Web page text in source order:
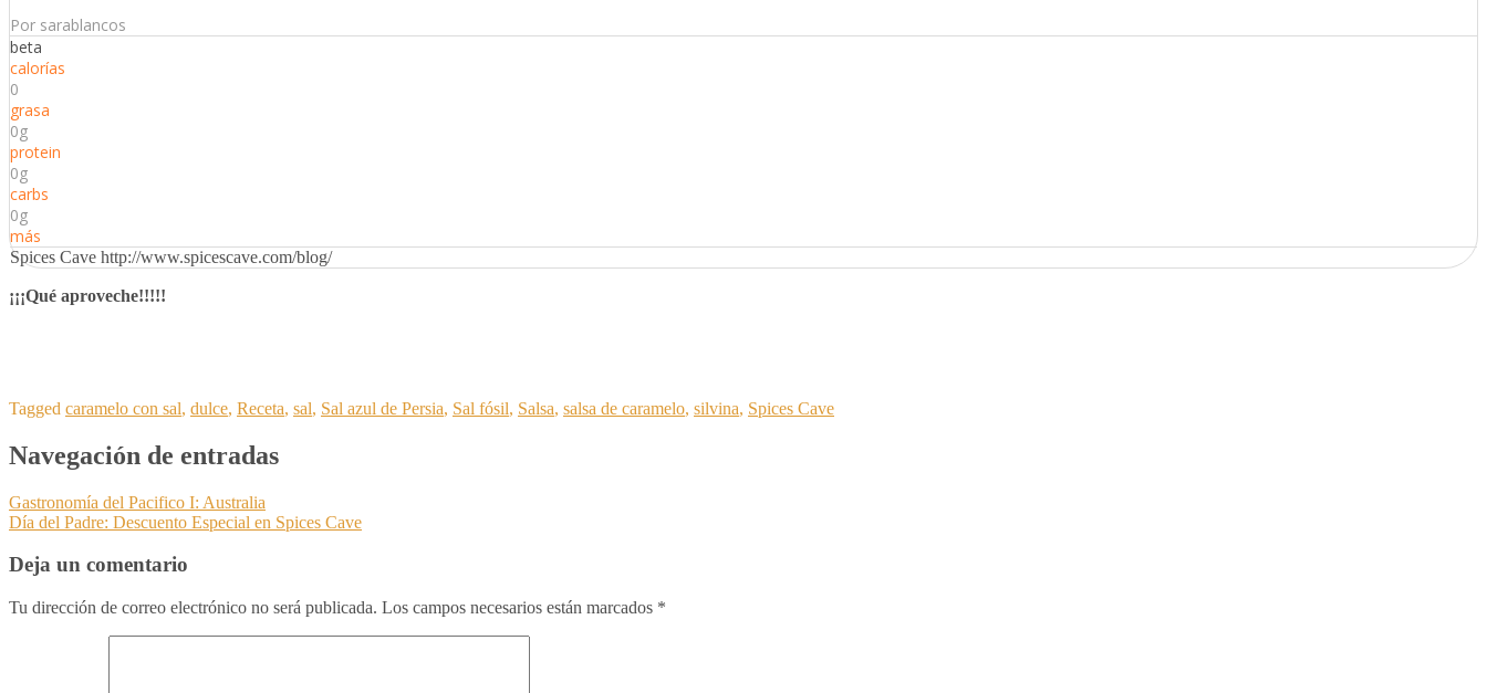
Por sarablancos
beta
calorías
0
grasa
0g
protein
0g
carbs
0g
más
Spices Cave http://www.spicescave.com/blog/
¡¡¡Qué aproveche!!!!!
Tagged caramelo con sal, dulce, Receta, sal, Sal azul de Persia, Sal fósil, Salsa, salsa de caramelo, silvina, Spices Cave
Navegación de entradas
Gastronomía del Pacifico I: Australia
Día del Padre: Descuento Especial en Spices Cave
Deja un comentario
Tu dirección de correo electrónico no será publicada. Los campos necesarios están marcados *